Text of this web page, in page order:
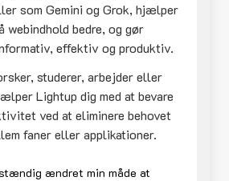
som Gemini og Grok, hjælper
webindhold bedre, og gør
effektiv og produktiv.
studerer, arbejder eller
Lightup dig med at bevare
ved at eliminere behovet
faner eller applikationer.
ændret min måde at